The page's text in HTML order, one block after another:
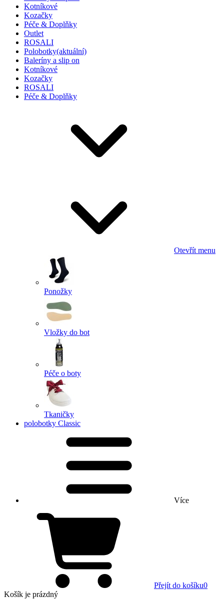
Kotníkové
Kozačky
Péče & Doplňky
Outlet
ROSALI
Polobotky(aktuální)
Baleríny a slip on
Kotníkové
Kozačky
ROSALI
Péče & Doplňky
Otevřít menu
Ponožky
Vložky do bot
Péče o boty
Tkaničky
polobotky Classic
Více
Přejít do košíku0
Košík je prázdný